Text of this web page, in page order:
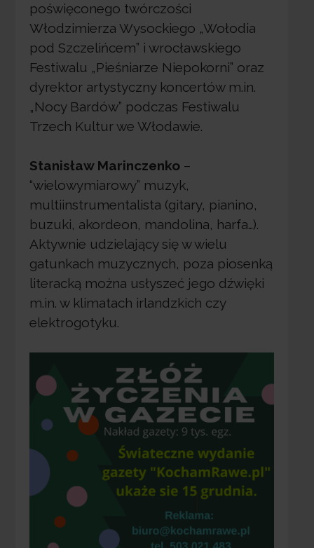
poświęconego twórczości
Włodzimierza Wysockiego „Wołodia
pod Szczelińcem” i wrocławskiego
Festiwalu „Pieśniarze Niepokorni” oraz
dyrektor artystyczny koncertów m.in.
„Nocy Bardów” podczas Festiwalu
Trzech Kultur we Włodawie.
Stanisław Marinczenko–
“wielowymiarowy” muzyk,
multiinstrumentalista (gitary, pianino,
buzuki, akordeon, mandolina, harfa…).
Aktywnie udzielający się w wielu
gatunkach muzycznych, poza piosenką
literacką można usłyszeć jego dźwięki
m.in. w klimatach irlandzkich czy
elektrogotyku.